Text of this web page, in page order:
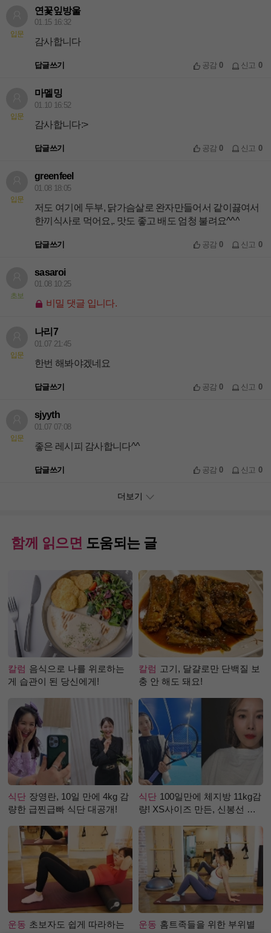
입문
연꽃잎방울
01.15 16:32
감사합니다
답글쓰기 공감0 신고 0
입문
마멜밍
01.10 16:52
감사합니다:>
답글쓰기 공감0 신고 0
입문
greenfeel
01.08 18:05
저도 여기에 두부, 닭가슴살로 완자만들어서 같이끓여서
한끼식사로 먹어요,. 맛도 좋고 배도 엄청 불려요^^^
답글쓰기 공감0 신고 0
초보
sasaroi
01.08 10:25
비밀 댓글 입니다.
입문
나리7
01.07 21:45
한번 해봐야겠네요
답글쓰기 공감0 신고 0
입문
sjyyth
01.07 07:08
좋은 레시피 감사합니다^^
답글쓰기 공감0 신고 0
더보기
함께 읽으면 도움되는 글
칼럼 음식으로 나를 위로하는
게 습관이 된 당신에게!
칼럼 고기, 달걀로만 단백질 보
충 안 해도 돼요!
식단 장영란, 10일 만에 4kg 감
량한 급찐급빠 식단 대공개!
식단 100일만에 체지방 11kg감
량! XS사이즈 만든, 신봉선 식
운동 초보자도 쉽게 따라하는
운동 홈트족들을 위한 부위별